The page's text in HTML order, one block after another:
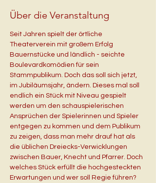
Über die Veranstaltung
Seit Jahren spielt der örtliche
Theaterverein mit großem Erfolg
Bauernstücke und ländlich - seichte
Boulevardkomödien für sein
Stammpublikum. Doch das soll sich jetzt,
im Jubiläumsjahr, ändern. Dieses mal soll
endlich ein Stück mit Niveau gespielt
werden um den schauspielerischen
Ansprüchen der Spielerinnen und Spieler
entgegen zu kommen und dem Publikum
zu zeigen, dass man mehr drauf hat als
die üblichen Dreiecks-Verwicklungen
zwischen Bauer, Knecht und Pfarrer. Doch
welches Stück erfüllt die hochgesteckten
Erwartungen und wer soll Regie führen?